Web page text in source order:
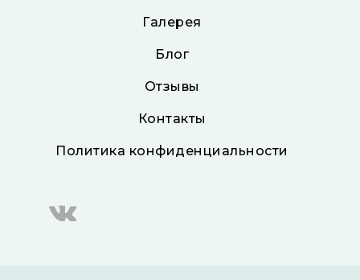
Галерея
Блог
Отзывы
Контакты
Политика конфиденциальности